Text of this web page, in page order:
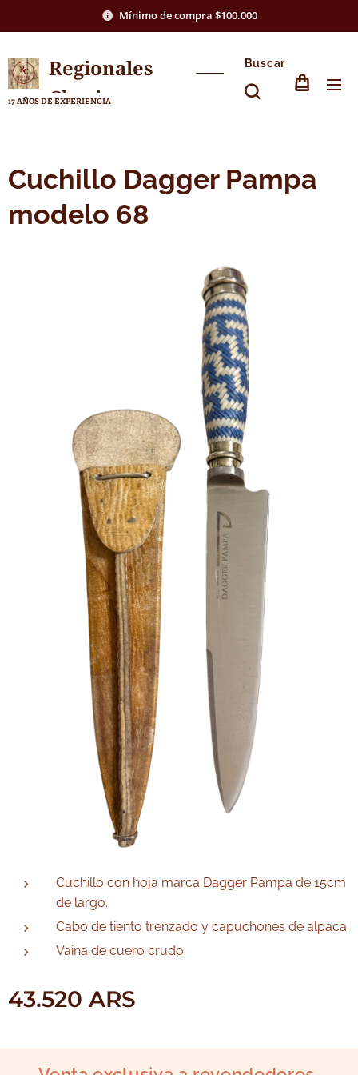
Mínimo de compra $100.000
Regionales
Chasico
17 AÑOS DE EXPERIENCIA
Buscar
Cuchillo Dagger Pampa
modelo 68
Cuchillo con hoja marca Dagger Pampa de 15cm
de largo.
Cabo de tiento trenzado y capuchones de alpaca.
Vaina de cuero crudo.
43.520 ARS